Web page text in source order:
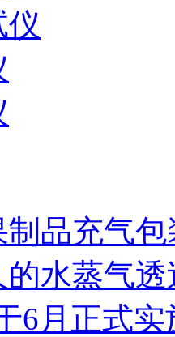
仪
制品充气
水蒸气
6月正式实